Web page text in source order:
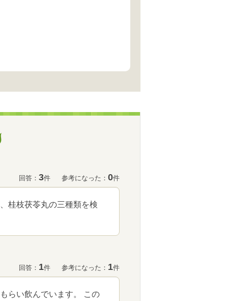
桂枝茯苓丸の三種類を検
回答： 3件 参考になった： 0件
らい飲んでいます。 この
回答： 1件 参考になった： 1件